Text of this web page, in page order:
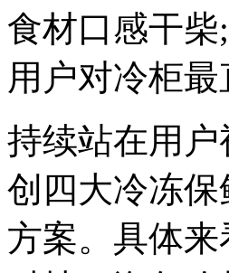
食材口感干
用户对冷柜
持续站在用
创四大冷冻
方案。具体